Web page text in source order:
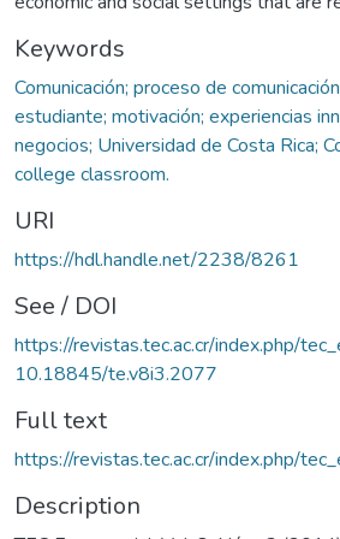
Keywords
Comunicación; proceso de
estudiante; motivación; experiencias
negocios; Universidad de Costa Rica;
college classroom.
URI
https://hdl.handle.net/2238/8261
See / DOI
https://revistas.tec.ac.cr/index.php/
10.18845/te.v8i3.2077
Full text
https://revistas.tec.ac.cr/index.php/
Description